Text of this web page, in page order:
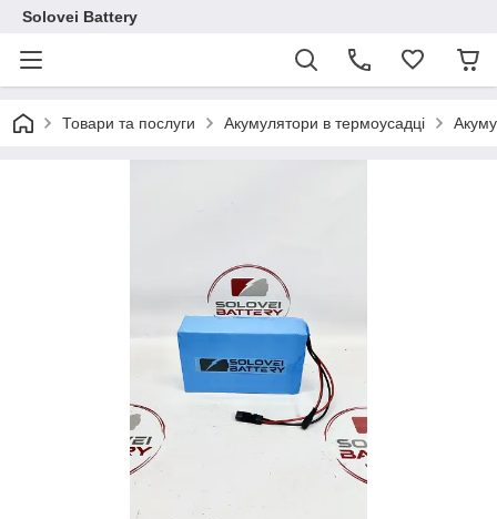
Solovei Battery
Товари та послуги Акумулятори в термоусадці